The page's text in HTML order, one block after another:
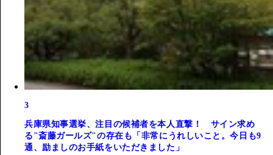
3
兵庫県知事選挙、注目の候補者を本人直撃！ サイン求め
る"斎藤ガールズ"の存在も「非常にうれしいこと。今日も9
通、励ましのお手紙をいただきました」